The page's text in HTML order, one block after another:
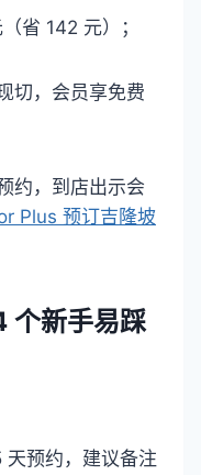
省 142 元）；​
切，会员享免费
约，到店出示会
Plus 预订吉隆坡
个新手易踩
预约，建议备注